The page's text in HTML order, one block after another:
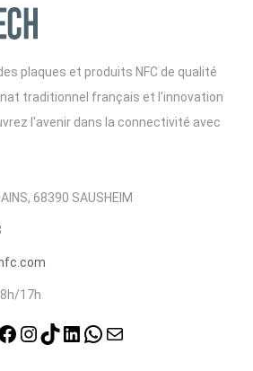
plaques et produits NFC de qualité
traditionnel français et l'innovation
l'avenir dans la connectivité avec
68390 SAUSHEIM
17h